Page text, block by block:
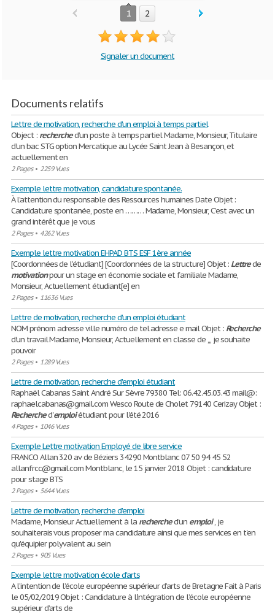
1 2
Signaler un document
Documents relatifs
Lettre de motivation, recherche d'un emploi à temps partiel
Object : recherched’un poste à temps partiel Madame, Monsieur, Titulaire
d’un bac STG option Mercatique au Lycée Saint Jean à Besançon, et
actuellement en
2 Pages• 2259 Vues
Exemple lettre motivation, candidature spontanée.
À l’attention du responsable des Ressources humaines Date Objet :
Candidature spontanée, poste en ……… Madame, Monsieur, C’est avec un
grand intérêt que je vous
2 Pages• 4262 Vues
Exemple lettre motivation EHPAD BTS ESF 1ère année
[Coordonnées de l’étudiant] [Coordonnées de la structure] Objet : Lettrede
motivationpour un stage en économie sociale et familiale Madame,
Monsieur, Actuellement étudiant[e] en
2 Pages• 11636 Vues
Lettre de motivation, recherche d'un emploi étudiant
NOM prénom adresse ville numéro de tel adresse e mail Objet : Recherche
d'un travail Madame, Monsieur, Actuellement en classe de ,,, je souhaite
pouvoir
2 Pages• 1289 Vues
Lettre de motivation, recherche d'emploi étudiant
Raphaël Cabanas Saint André Sur Sèvre 79380 Tel: 06.42.45.03.43 mail@:
raphaelcabanas@gmail.com Wesco Route de Cholet 79140 Cerizay Objet :
Recherched'emploiétudiant pour l'été 2016
4 Pages• 1046 Vues
Exemple Lettre motivation Employé de libre service
FRANCO Allan 320 av de Béziers 34290 Montblanc 07 50 94 45 52
allanfrcc@gmail.com Montblanc, le 15 janvier 2018 Objet : candidature
pour stage BTS
2 Pages• 5644 Vues
Lettre de motivation, recherche d'emploi
Madame, Monsieur Actuellement à la recherched'un emploi, je
souhaiterais vous proposer ma candidature ainsi que mes services en t'en
qu'équipier polyvalent au sein
2 Pages• 905 Vues
Exemple lettre motivation école d'arts
A l’intention de l’école européenne supérieur d’arts de Bretagne Fait à Paris
le 05/02/2019 Objet : Candidature à l'intégration de l’école européenne
supérieur d’arts de